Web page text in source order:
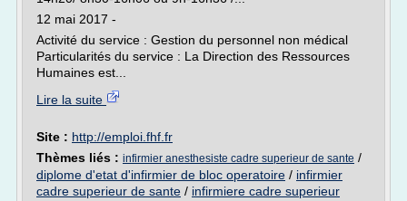
12 mai 2017 -
Activité du service : Gestion du personnel non médical
Particularités du service : La Direction des Ressources
Humaines est...
Lire la suite
Site : http://emploi.fhf.fr
Thèmes liés : infirmier anesthesiste cadre superieur de sante /
diplome d'etat d'infirmier de bloc operatoire / infirmier
cadre superieur de sante / infirmiere cadre superieur